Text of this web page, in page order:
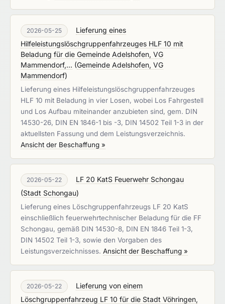
2026-05-25
Lieferung eines
Hilfeleistungslöschgruppenfahrzeuges HLF 10 mit
Beladung für die Gemeinde Adelshofen, VG
Mammendorf,... (Gemeinde Adelshofen, VG
Mammendorf)
Lieferung eines Hilfeleistungslöschgruppenfahrzeuges
HLF 10 mit Beladung in vier Losen, wobei Los Fahrgestell
und Los Aufbau miteinander anzubieten sind, gem. DIN
14530-26, DIN EN 1846-1 bis -3, DIN 14502 Teil 1-3 in der
aktuellsten Fassung und dem Leistungsverzeichnis.
Ansicht der Beschaffung »
2026-05-22
LF 20 KatS Feuerwehr Schongau
(Stadt Schongau)
Lieferung eines Löschgruppenfahrzeugs LF 20 KatS
einschließlich feuerwehrtechnischer Beladung für die FF
Schongau, gemäß DIN 14530-8, DIN EN 1846 Teil 1-3,
DIN 14502 Teil 1-3, sowie den Vorgaben des
Leistungsverzeichnisses. Ansicht der Beschaffung »
2026-05-22
Lieferung von einem
Löschgruppenfahrzeug LF 10 für die Stadt Vöhringen,